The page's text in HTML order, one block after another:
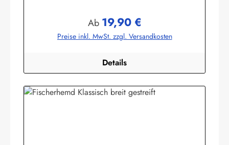
GmbHHeglitzer Str. 1226409 Wittmundinfo@modas-
bekleidung.de
Regulärer Preis:
Ab 19,90 €
Preise inkl. MwSt. zzgl. Versandkosten
Details